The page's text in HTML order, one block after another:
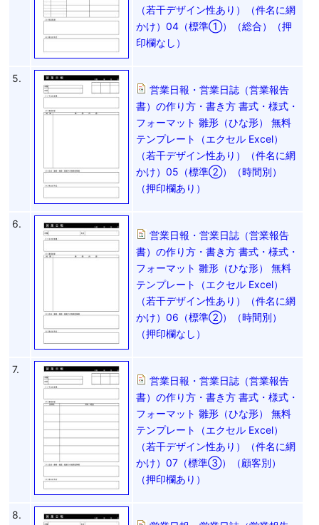
（若干デザイン性あり）（件名に網
かけ）04（標準①）（総合）（押
印欄なし）
5.
営業日報・営業日誌（営業報告
書）の作り方・書き方 書式・様式・
フォーマット 雛形（ひな形） 無料
テンプレート（エクセル Excel）
（若干デザイン性あり）（件名に網
かけ）05（標準②）（時間別）
（押印欄あり）
6.
営業日報・営業日誌（営業報告
書）の作り方・書き方 書式・様式・
フォーマット 雛形（ひな形） 無料
テンプレート（エクセル Excel）
（若干デザイン性あり）（件名に網
かけ）06（標準②）（時間別）
（押印欄なし）
7.
営業日報・営業日誌（営業報告
書）の作り方・書き方 書式・様式・
フォーマット 雛形（ひな形） 無料
テンプレート（エクセル Excel）
（若干デザイン性あり）（件名に網
かけ）07（標準③）（顧客別）
（押印欄あり）
8.